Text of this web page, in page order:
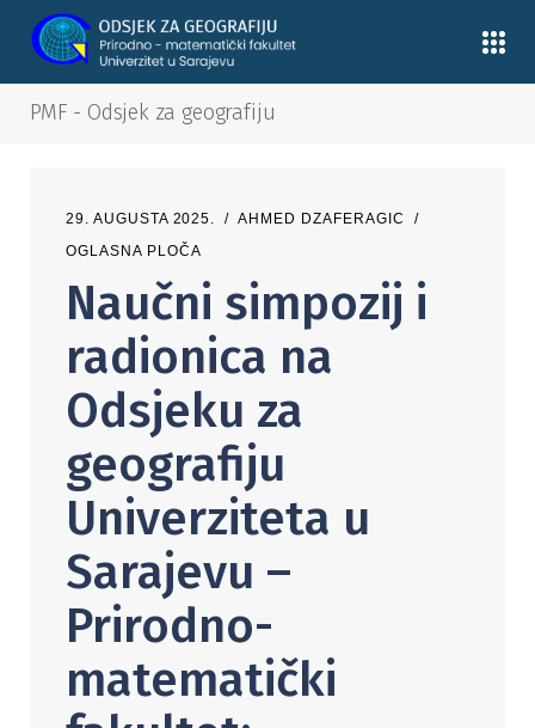
PMF - Odsjek za geografiju
29. AUGUSTA 2025.
AHMED DZAFERAGIC
OGLASNA PLOČA
Naučni simpozij i
radionica na
Odsjeku za
geografiju
Univerziteta u
Sarajevu –
Prirodno-
matematički